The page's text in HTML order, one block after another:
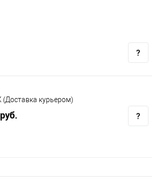
курьером)